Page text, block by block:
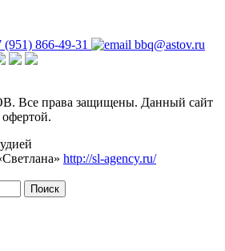
(951) 866-49-31
bbq@astov.ru
Все права защищены. Данный сайт
http://sl-agency.ru/
Поиск